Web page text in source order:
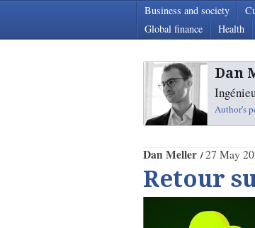
Business and society
Global finance
Health
Dan
Author's
Dan Meller 27 May
Retour